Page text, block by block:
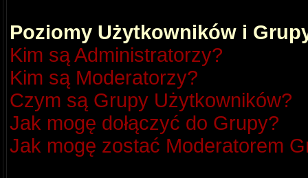
Poziomy Użytkowników i
Kim są Administratorzy?
Kim są Moderatorzy?
Czym są Grupy Użytkowników?
Jak mogę dołączyć do Grupy?
Jak mogę zostać Moderatorem